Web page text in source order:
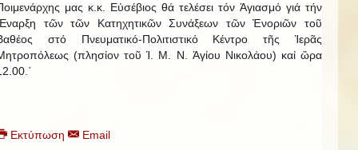
μας κ.κ. Εὐσέβιος θά τελέσει τόν Ἁγιασμό γιά τήν
τῶν τῶν Κατηχητικῶν Συνάξεων τῶν Ἐνοριῶν τοῦ
στό Πνευματικό-Πολιτιστικό Κέντρο τῆς Ἱερᾶς
(πλησίον τοῦ Ἱ. Μ. Ν. Ἁγίου Νικολάου) καί ὥρα
Εκτύπωση Email